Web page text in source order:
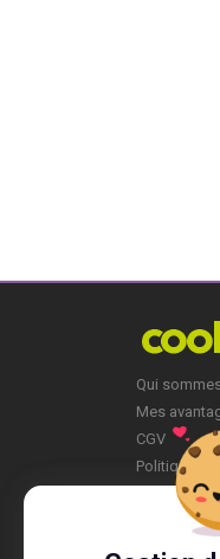
Qui
Mes
CGV
Politique
Mes Projets
Mon profil